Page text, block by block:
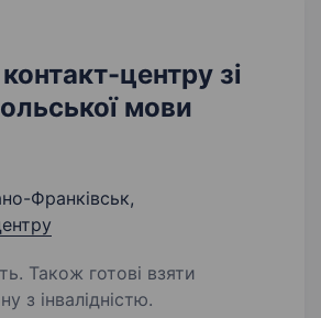
центру зі
мови
Франківськ,
Також готові взяти
з інвалідністю.